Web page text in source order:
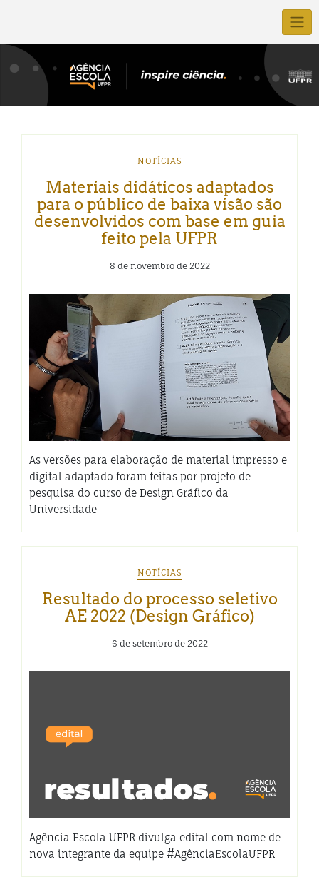
NOTÍCIAS
Materiais didáticos adaptados
para o público de baixa visão são
desenvolvidos com base em guia
feito pela UFPR
8 de novembro de 2022
As versões para elaboração de material impresso e
digital adaptado foram feitas por projeto de
pesquisa do curso de Design Gráfico da
Universidade
NOTÍCIAS
Resultado do processo seletivo
AE 2022 (Design Gráfico)
6 de setembro de 2022
Agência Escola UFPR divulga edital com nome de
nova integrante da equipe #AgênciaEscolaUFPR